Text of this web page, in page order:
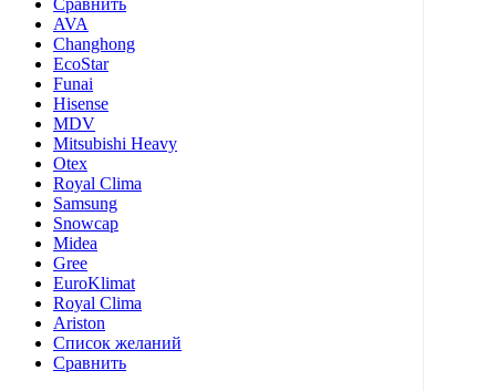
Сравнить
AVA
Changhong
EcoStar
Funai
Hisense
MDV
Mitsubishi Heavy
Otex
Royal Clima
Samsung
Snowcap
Midea
Gree
EuroKlimat
Royal Clima
Ariston
Список желаний
Сравнить